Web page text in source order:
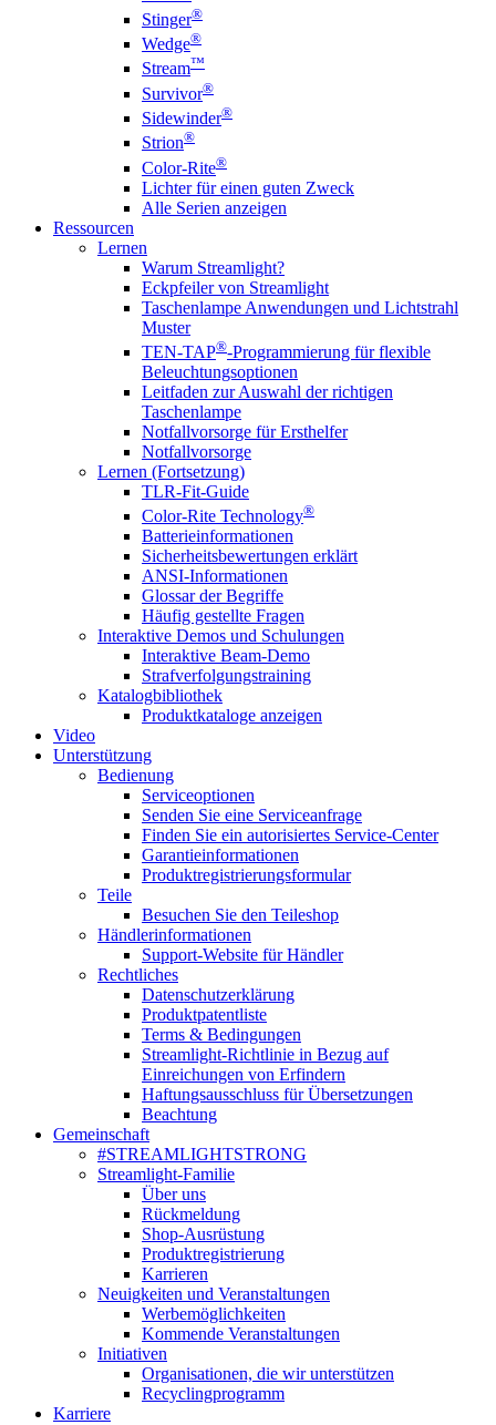
Stinger®
Wedge®
Stream™
Survivor®
Sidewinder®
Strion®
Color-Rite®
Lichter für einen guten Zweck
Alle Serien anzeigen
Ressourcen
Lernen
Warum Streamlight?
Eckpfeiler von Streamlight
Taschenlampe Anwendungen und Lichtstrahl
Muster
TEN-TAP®-Programmierung für flexible
Beleuchtungsoptionen
Leitfaden zur Auswahl der richtigen
Taschenlampe
Notfallvorsorge für Ersthelfer
Notfallvorsorge
Lernen (Fortsetzung)
TLR-Fit-Guide
Color-Rite Technology®
Batterieinformationen
Sicherheitsbewertungen erklärt
ANSI-Informationen
Glossar der Begriffe
Häufig gestellte Fragen
Interaktive Demos und Schulungen
Interaktive Beam-Demo
Strafverfolgungstraining
Katalogbibliothek
Produktkataloge anzeigen
Video
Unterstützung
Bedienung
Serviceoptionen
Senden Sie eine Serviceanfrage
Finden Sie ein autorisiertes Service-Center
Garantieinformationen
Produktregistrierungsformular
Teile
Besuchen Sie den Teileshop
Händlerinformationen
Support-Website für Händler
Rechtliches
Datenschutzerklärung
Produktpatentliste
Terms & Bedingungen
Streamlight-Richtlinie in Bezug auf
Einreichungen von Erfindern
Haftungsausschluss für Übersetzungen
Beachtung
Gemeinschaft
#STREAMLIGHTSTRONG
Streamlight-Familie
Über uns
Rückmeldung
Shop-Ausrüstung
Produktregistrierung
Karrieren
Neuigkeiten und Veranstaltungen
Werbemöglichkeiten
Kommende Veranstaltungen
Initiativen
Organisationen, die wir unterstützen
Recyclingprogramm
Karriere